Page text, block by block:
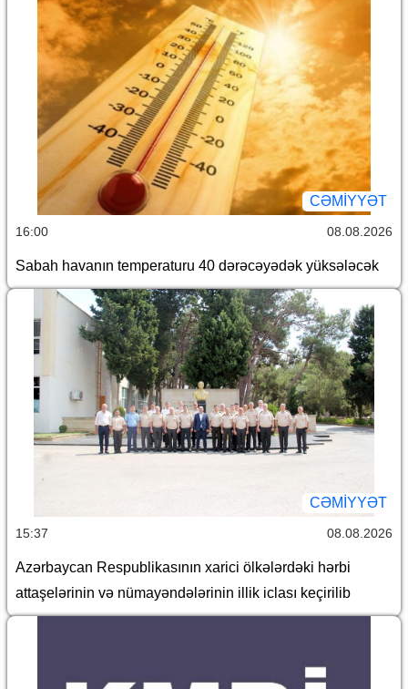
CƏMİYYƏT
16:00 08.08.2026
Sabah havanın temperaturu 40 dərəcəyədək yüksələcək
CƏMİYYƏT
15:37 08.08.2026
Azərbaycan Respublikasının xarici ölkələrdəki hərbi
attaşelərinin və nümayəndələrinin illik iclası keçirilib